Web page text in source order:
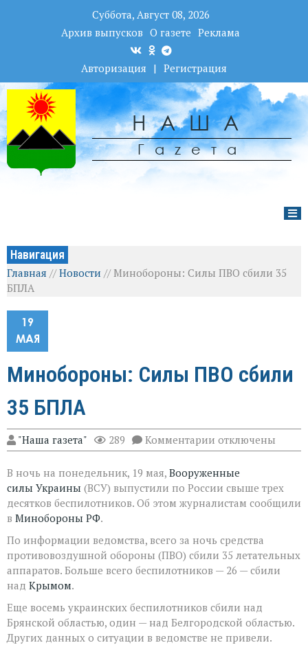
Суббота, Август 08, 2026
Архив выпусков О газете Реклама
Авторизация | Регистрация
НАША
Гаzета
Навигация
Главная //Новости // Минобороны: Силы ПВО сбили 35
БПЛА
19
МАЯ
Минобороны: Силы ПВО сбили
35 БПЛА
"Наша газета" 289 Комментарии к
записи
Силы
ПВО
35
отключены
В ночь на понедельник, 19 мая, Вооруженные
силы Украины (ВСУ) выпустили по России свыше трех
десятков беспилотников. Об этом журналистам сообщили
в Минобороны РФ.
По информации ведомства, всего за ночь средства
противовоздушной обороны (ПВО) сбили 35 летательных
аппаратов. Больше всего беспилотников — 26 — сбили
над Крымом.
Еще восемь украинских беспилотников сбили над
Брянской областью, один — над Белгородской областью.
Других данных о ситуации в ведомстве не привели.